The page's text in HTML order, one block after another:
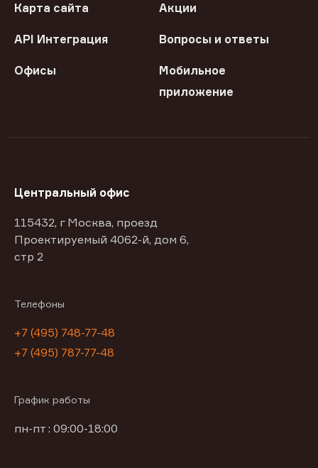
Карта сайта Акции
API Интеграция Вопросы и ответы
Офисы
Мобильное
приложение
Центральный офис
115432, г Москва, проезд
Проектируемый 4062-й, дом 6,
стр 2
Телефоны
+7 (495) 748-77-48
+7 (495) 787-77-48
График работы
пн-пт : 09:00-18:00